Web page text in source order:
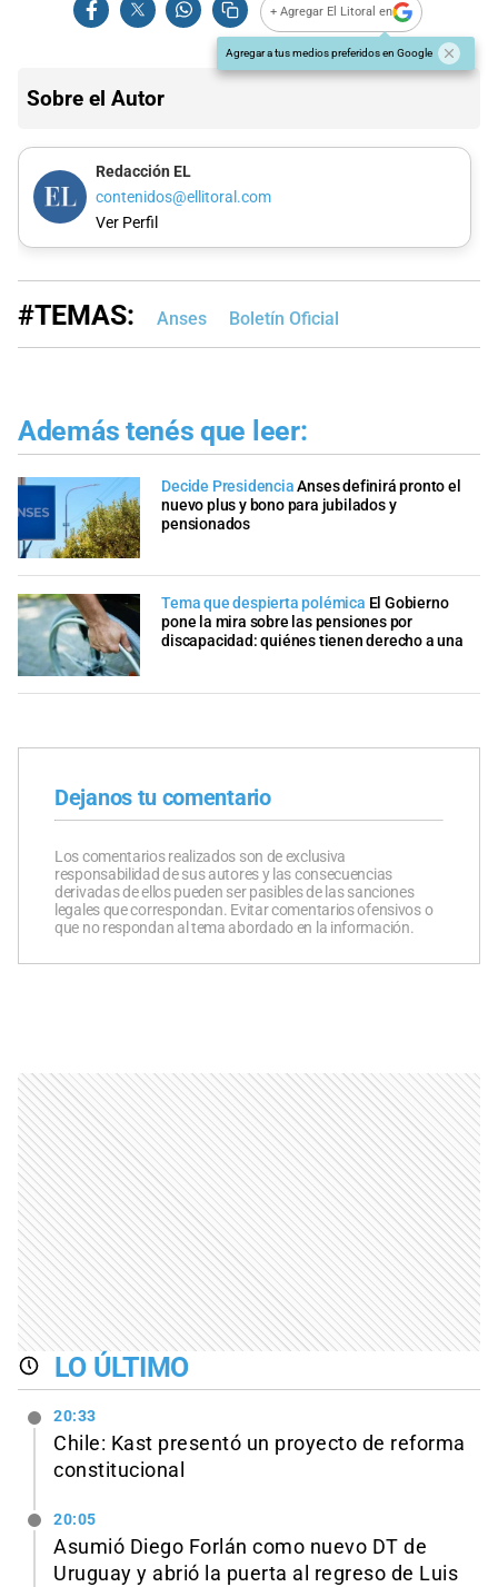
+ Agregar El Litoral en
Agregar a tus medios preferidos en Google
Sobre el Autor
Redacción EL
contenidos@ellitoral.com
Ver Perfil
#TEMAS: Anses Boletín Oficial
Además tenés que leer:
Decide Presidencia Anses definirá pronto el
nuevo plus y bono para jubilados y
pensionados
Tema que despierta polémica El Gobierno
pone la mira sobre las pensiones por
discapacidad: quiénes tienen derecho a una
Dejanos tu comentario
Los comentarios realizados son de exclusiva
responsabilidad de sus autores y las consecuencias
derivadas de ellos pueden ser pasibles de las sanciones
legales que correspondan. Evitar comentarios ofensivos o
que no respondan al tema abordado en la información.
LO ÚLTIMO
20:33
Chile: Kast presentó un proyecto de reforma
constitucional
20:05
Asumió Diego Forlán como nuevo DT de
Uruguay y abrió la puerta al regreso de Luis